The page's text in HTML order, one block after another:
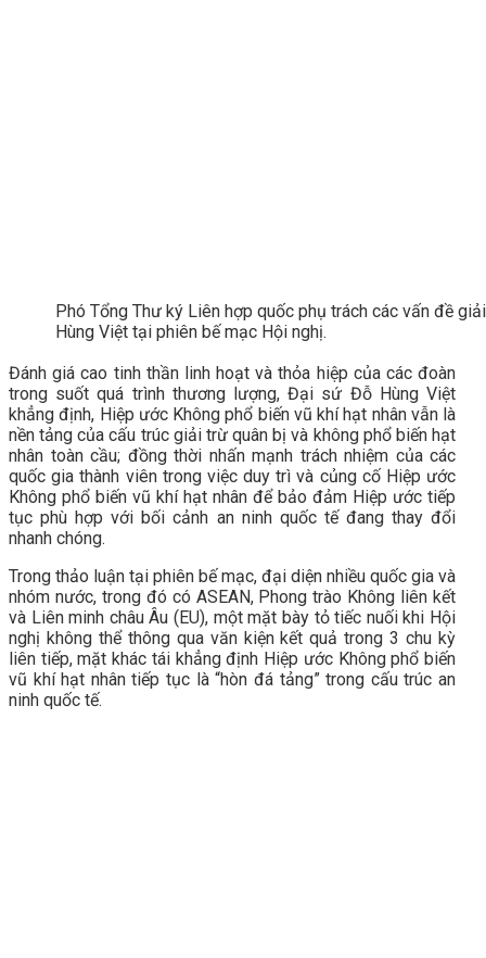
Phó Tổng Thư ký Liên hợp quốc phụ trách các vấn đề
Hùng Việt tại phiên bế mạc Hội nghị.
Đánh giá cao tinh thần linh hoạt và thỏa hiệp của các đoàn
trong suốt quá trình thương lượng, Đại sứ Đỗ Hùng Việt
khẳng định, Hiệp ước Không phổ biến vũ khí hạt nhân vẫn là
nền tảng của cấu trúc giải trừ quân bị và không phổ biến hạt
nhân toàn cầu; đồng thời nhấn mạnh trách nhiệm của các
quốc gia thành viên trong việc duy trì và củng cố Hiệp ước
Không phổ biến vũ khí hạt nhân để bảo đảm Hiệp ước tiếp
tục phù hợp với bối cảnh an ninh quốc tế đang thay đổi
nhanh chóng.
Trong thảo luận tại phiên bế mạc, đại diện nhiều quốc gia và
nhóm nước, trong đó có ASEAN, Phong trào Không liên kết
và Liên minh châu Âu (EU), một mặt bày tỏ tiếc nuối khi Hội
nghị không thể thông qua văn kiện kết quả trong 3 chu kỳ
liên tiếp, mặt khác tái khẳng định Hiệp ước Không phổ biến
vũ khí hạt nhân tiếp tục là “hòn đá tảng” trong cấu trúc an
ninh quốc tế.